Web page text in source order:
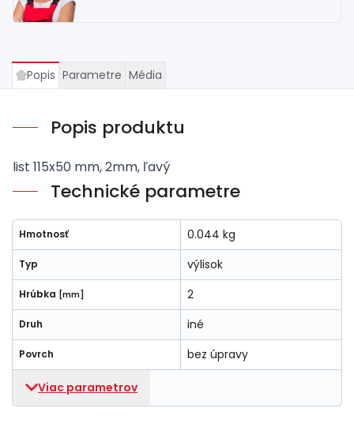
Popis Parametre Média
Popis produktu
list 115x50 mm, 2mm, ľavý
Technické parametre
Hmotnosť 0.044 kg
Typ výlisok
Hrúbka [mm] 2
Druh iné
Povrch bez úpravy
Viac parametrov